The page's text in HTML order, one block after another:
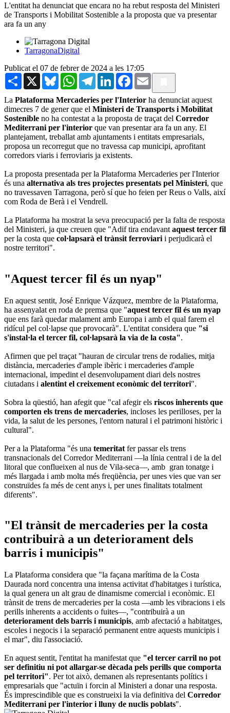
L'entitat ha denunciat que encara no ha rebut resposta del Ministeri
de Transports i Mobilitat Sostenible a la proposta que va presentar
ara fa un any
TarragonaDigital
Publicat el 07 de febrer de 2024 a les 17:05
Share X BlueskyWhatsAppTelegramLinkedInFacebook
Email
La Plataforma Mercaderies per l'Interior ha denunciat aquest
dimecres 7 de gener que el Ministeri de Transports i Mobilitat
Sostenible no ha contestat a la proposta de traçat del Corredor
Mediterrani per l'interior que van presentar ara fa un any. El
plantejament, treballat amb ajuntaments i entitats empresarials,
proposa un recorregut que no travessa cap municipi, aprofitant
corredors viaris i ferroviaris ja existents.
La proposta presentada per la Plataforma Mercaderies per l'Interior
és una alternativa als tres projectes presentats pel Ministeri, que
no travessaven Tarragona, però sí que ho feien per Reus o Valls, així
com Roda de Berà i el Vendrell.
La Plataforma ha mostrat la seva preocupació per la falta de resposta
del Ministeri, ja que creuen que "Adif tira endavant aquest tercer fil
per la costa que col·lapsarà el trànsit ferroviari i perjudicarà el
nostre territori".
"Aquest tercer fil és un nyap"
En aquest sentit, José Enrique Vázquez, membre de la Plataforma,
ha assenyalat en roda de premsa que "aquest tercer fil és un nyap
que ens farà quedar malament amb Europa i amb el qual farem el
ridícul pel col·lapse que provocarà". L'entitat considera que "si
s'instal·la el tercer fil, col·lapsarà la via de la costa".
Afirmen que pel traçat "hauran de circular trens de rodalies, mitja
distància, mercaderies d'ample ibèric i mercaderies d'ample
internacional, impedint el desenvolupament diari dels nostres
ciutadans i alentint el creixement econòmic del territori".
Sobra la qüestió, han afegit que "cal afegir els riscos inherents que
comporten els trens de mercaderies, incloses les perilloses, per la
vida, la salut de les persones, l'entorn natural i el patrimoni històric i
cultural".
Per a la Plataforma "és una temeritat fer passar els trens
transnacionals del Corredor Mediterrani —la línia central i de la del
litoral que conflueixen al nus de Vila-seca—, amb gran tonatge i
més llargada i amb molta més freqüència, per unes vies que van ser
construïdes fa més de cent anys i, per unes finalitats totalment
diferents".
"El trànsit de mercaderies per la costa
contribuirà a un deteriorament dels
barris i municipis"
La Plataforma considera que "la façana marítima de la Costa
Daurada nord concentra una intensa activitat d'habitatges i turística,
la qual genera un alt grau de dinamisme comercial i econòmic. El
trànsit de trens de mercaderies per la costa —amb les vibracions i els
perills inherents a accidents o fuites—, "contribuirà a un
deteriorament dels barris i municipis, amb afectació a habitatges,
escoles i negocis i la separació permanent entre aquests municipis i
el mar", diu l'associació.
En aquest sentit, l'entitat ha manifestat que "el tercer carril no pot
ser definitiu ni pot allargar-se dècada pels perills que comporta
pel territori". Per tot això, demanen als representants polítics i
empresarials que "actuïn i forcin al Ministeri a donar una resposta.
És imprescindible que es construeixi la via definitiva del Corredor
Mediterrani per l'interior i lluny de nuclis poblats".